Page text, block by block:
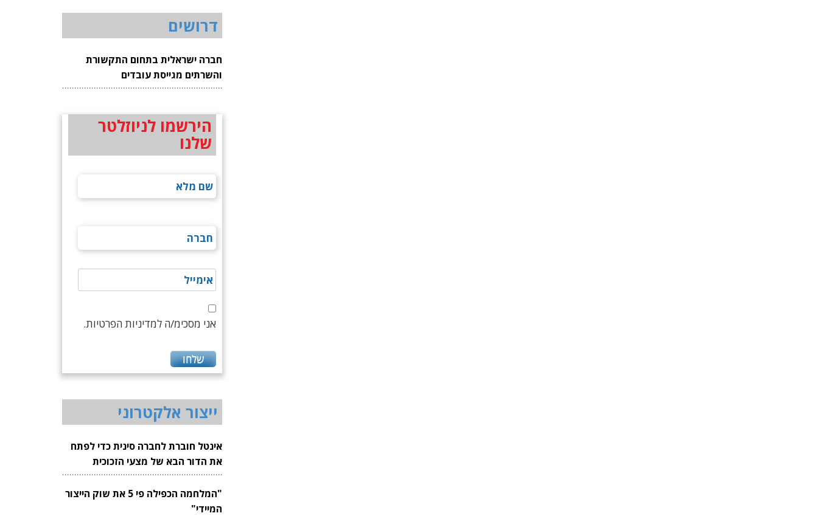
דרושים
חברה ישראלית בתחום התקשורת
והשרתים מגייסת עובדים
הירשמו לניוזלטר
שלנו
אני מסכימ/ה למדיניות הפרטיות.
ייצור אלקטרוני
אינטל חוברת לחברה סינית כדי לפתח
את הדור הבא של מצעי הזכוכית
לשבבים
"המלחמה הכפילה פי 5 את שוק הייצור
המיידי"